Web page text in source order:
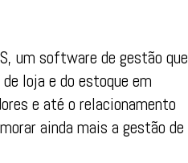
um software de gestão que
loja e do estoque em
e até o relacionamento
ainda mais a gestão de